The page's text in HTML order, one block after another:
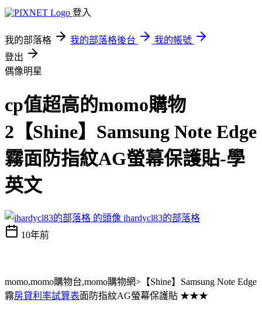
登入
我的部落格 我的部落格後台
我的帳號
登出
偶像明星
cp值超高的momo購物
2【Shine】Samsung Note Edge
霧面防指紋AG螢幕保護貼-學
英文
ihardycl83的部落格
10年前
momo,momo購物台,momo購物網>【Shine】Samsung Note Edge
霧房貸利率試算表面防指紋AG螢幕保護貼 ★★★